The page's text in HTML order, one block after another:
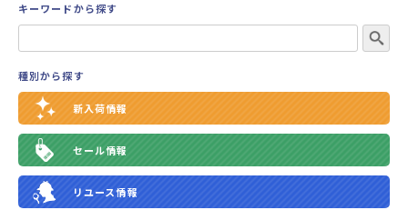
キーワードから探す
種別から探す
新入荷情報
セール情報
リユース情報